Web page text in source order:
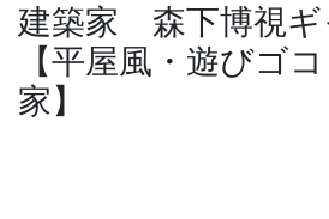
建築家 森下博視ギ
【平屋風・遊びゴ
家】